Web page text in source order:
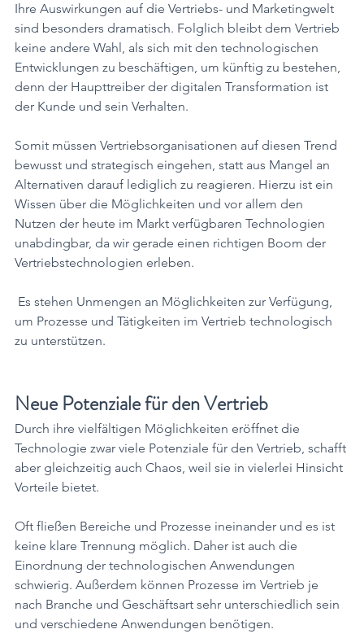
Ihre Auswirkungen auf die Vertriebs- und Marketingwelt
sind besonders dramatisch. Folglich bleibt dem Vertrieb
keine andere Wahl, als sich mit den technologischen
Entwicklungen zu beschäftigen, um künftig zu bestehen,
denn der Haupttreiber der digitalen Transformation ist
der Kunde und sein Verhalten.
Somit müssen Vertriebsorganisationen auf diesen Trend
bewusst und strategisch eingehen, statt aus Mangel an
Alternativen darauf lediglich zu reagieren. Hierzu ist ein
Wissen über die Möglichkeiten und vor allem den
Nutzen der heute im Markt verfügbaren Technologien
unabdingbar, da wir gerade einen richtigen Boom der
Vertriebstechnologien erleben.
um Prozesse und Tätigkeiten im Vertrieb technologisch
zu unterstützen.
Neue Potenziale für den Vertrieb
Durch ihre vielfältigen Möglichkeiten eröffnet die
Technologie zwar viele Potenziale für den Vertrieb, schafft
aber gleichzeitig auch Chaos, weil sie in vielerlei Hinsicht
Vorteile bietet.
Oft fließen Bereiche und Prozesse ineinander und es ist
keine klare Trennung möglich. Daher ist auch die
Einordnung der technologischen Anwendungen
schwierig. Außerdem können Prozesse im Vertrieb je
nach Branche und Geschäftsart sehr unterschiedlich sein
und verschiedene Anwendungen benötigen.